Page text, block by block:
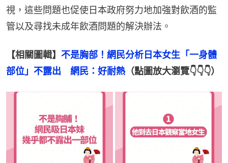
視，這些問題也促使日本政府努力地加強對飲酒的監
管以及尋找未成年飲酒問題的解決辦法。
【相關圖輯】 不是胸部！網民分析日本女生「一身體
部位」不露出　網民：好耐熱 （點圖放大瀏覽👇👇👇）